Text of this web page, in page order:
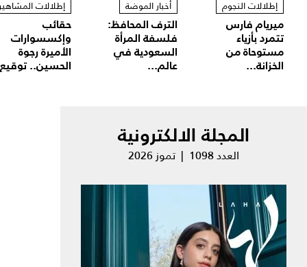
إطلالات النجوم
ميريام فارس
تتمرد بأزياء
مستوحاة من
الخزانة...
أخبار الموضة
الترف المحافظ:
فلسفة المرأة
السعودية في
عالم...
إطلالات
حقائب
وإكسسوارات
الأميرة رجوة
الحسين..
المجلة الالكترونية
العدد 1098 | تموز 2026